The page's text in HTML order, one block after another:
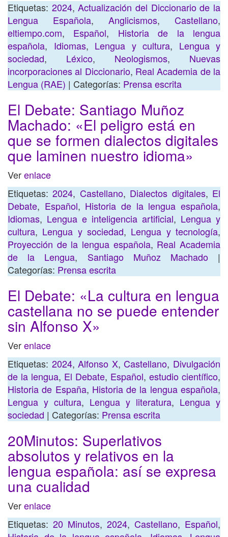
Etiquetas: 2024,Actualización del Diccionario de la
Lengua Española, Anglicismos, Castellano,
eltiempo.com, Español, Historia de la lengua
española, Idiomas, Lengua y cultura, Lengua y
sociedad, Léxico, Neologismos, Nuevas
incorporaciones al Diccionario, Real Academia de la
Lengua (RAE) | Categorías: Prensa escrita
El Debate: Santiago Muñoz
Machado: «El peligro está en
que se formen dialectos digitales
que laminen nuestro idioma»
Verenlace
Etiquetas:2024, Castellano, Dialectos digitales, El
Debate, Español, Historia de la lengua española,
Idiomas, Lengua e inteligencia artificial, Lengua y
cultura, Lengua y sociedad, Lengua y tecnología,
Proyección de la lengua española, Real Academia
de la Lengua, Santiago Muñoz Machado|
Categorías: Prensa escrita
El Debate: «La cultura en lengua
castellana no se puede entender
sin Alfonso X»
Verenlace
Etiquetas: 2024,Alfonso X,Castellano, Divulgación
de la lengua, El Debate, Español, estudio científico,
Historia de España, Historia de la lengua española,
Lengua y cultura, Lengua y literatura, Lengua y
sociedad | Categorías: Prensa escrita
20Minutos: Superlativos
absolutos y relativos en la
lengua española: así se expresa
una cualidad
Verenlace
Etiquetas: 20 Minutos, 2024, Castellano, Español,